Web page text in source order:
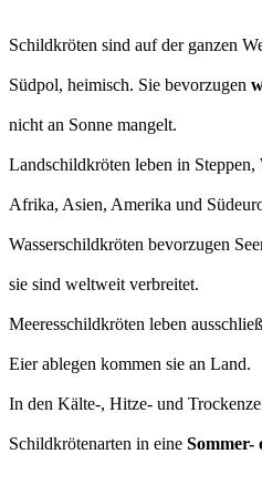
Schildkröten sind auf der ganzen
Südpol, heimisch. Sie bevorzugen
nicht an Sonne mangelt.
Landschildkröten leben in Steppen,
Afrika, Asien, Amerika und
Wasserschildkröten bevorzugen
sie sind weltweit verbreitet.
Meeresschildkröten leben
Eier ablegen kommen sie an Land.
In den Kälte-, Hitze- und
Schildkrötenarten in eine Sommer-